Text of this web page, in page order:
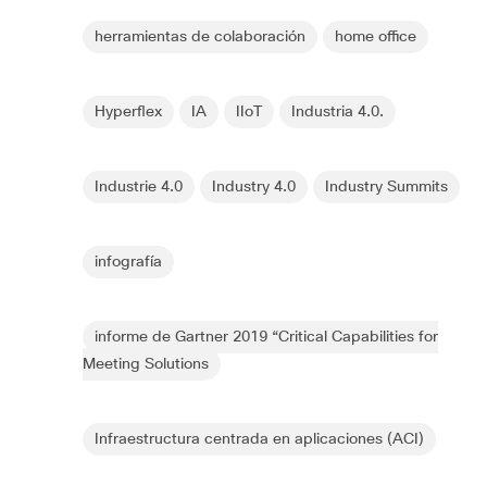
herramientas de colaboración home office
Hyperflex IA IIoT Industria 4.0.
Industrie 4.0 Industry 4.0 Industry Summits
infografía
informe de Gartner 2019 “Critical Capabilities for
Meeting Solutions
Infraestructura centrada en aplicaciones (ACI)